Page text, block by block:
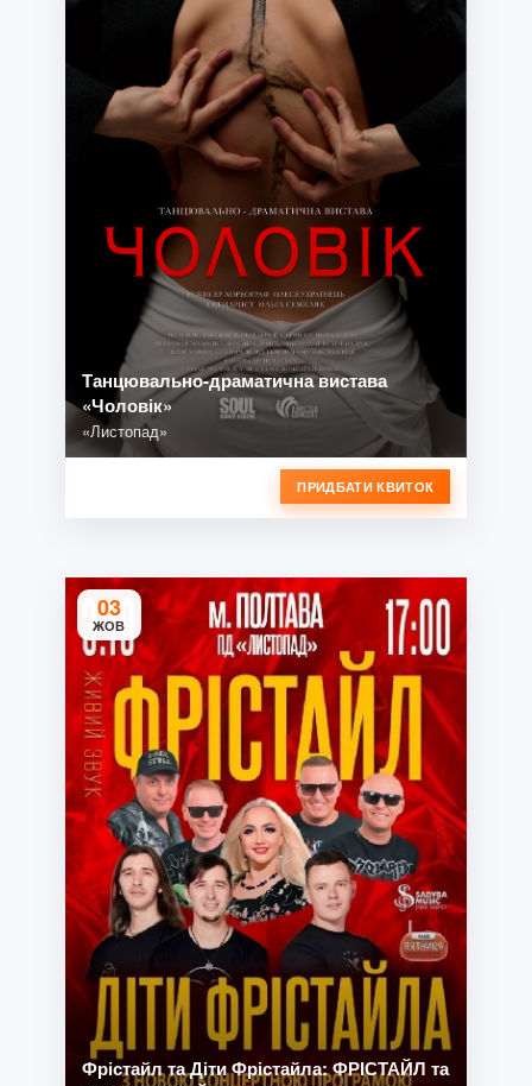
Танцювально-драматична вистава
«Чоловік»
«Листопад»
ПРИДБАТИ КВИТОК
03
ЖОВ
Фрістайл та Діти Фрістайла: ФРІСТАЙЛ та